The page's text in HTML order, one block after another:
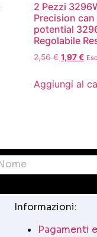
2 Pezzi
Precision
potential
Regolabile
2,56€ 1,97€
Aggiungi al
Informazioni:
Pagamenti